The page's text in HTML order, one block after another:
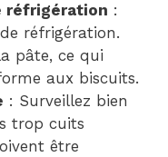
réfrigération :
réfrigération.
pâte, ce qui
aux biscuits.
: Surveillez bien
trop cuits
être